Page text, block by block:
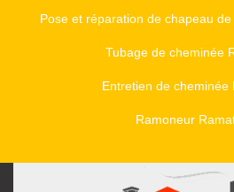
Pose et réparation de chapeau
Tubage de cheminée
Entretien de cheminée
Ramoneur